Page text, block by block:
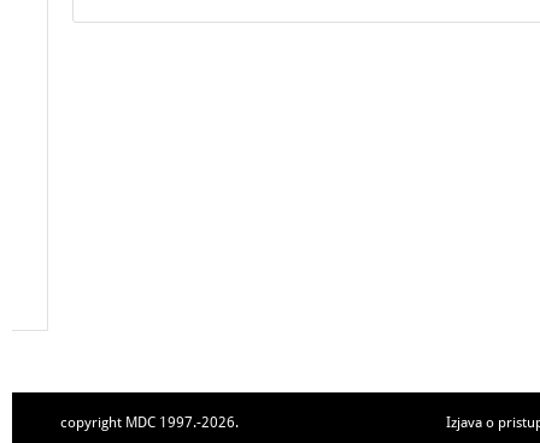
copyright MDC 1997.-2026. Izjava o